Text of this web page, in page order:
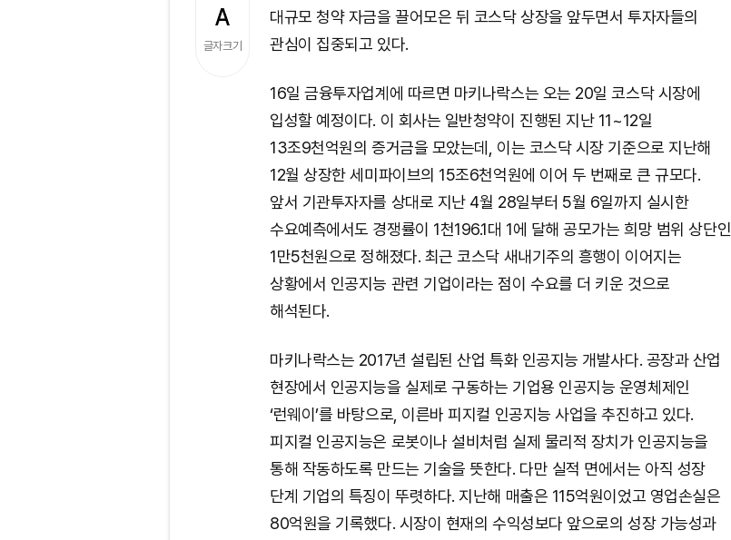
글자크기
대규모 청약 자금을 끌어모은 뒤 코스닥 상장을 앞두면서 투자자들의
관심이 집중되고 있다.
16일 금융투자업계에 따르면 마키나락스는 오는 20일 코스닥 시장에
입성할 예정이다. 이 회사는 일반청약이 진행된 지난 11~12일
13조9천억원의 증거금을 모았는데, 이는 코스닥 시장 기준으로 지난해
12월 상장한 세미파이브의 15조6천억원에 이어 두 번째로 큰 규모다.
앞서 기관투자자를 상대로 지난 4월 28일부터 5월 6일까지 실시한
수요예측에서도 경쟁률이 1천196.1대 1에 달해 공모가는 희망 범위 상단인
1만5천원으로 정해졌다. 최근 코스닥 새내기주의 흥행이 이어지는
상황에서 인공지능 관련 기업이라는 점이 수요를 더 키운 것으로
해석된다.
마키나락스는 2017년 설립된 산업 특화 인공지능 개발사다. 공장과 산업
현장에서 인공지능을 실제로 구동하는 기업용 인공지능 운영체제인
‘런웨이’를 바탕으로, 이른바 피지컬 인공지능 사업을 추진하고 있다.
피지컬 인공지능은 로봇이나 설비처럼 실제 물리적 장치가 인공지능을
통해 작동하도록 만드는 기술을 뜻한다. 다만 실적 면에서는 아직 성장
단계 기업의 특징이 뚜렷하다. 지난해 매출은 115억원이었고 영업손실은
80억원을 기록했다. 시장이 현재의 수익성보다 앞으로의 성장 가능성과